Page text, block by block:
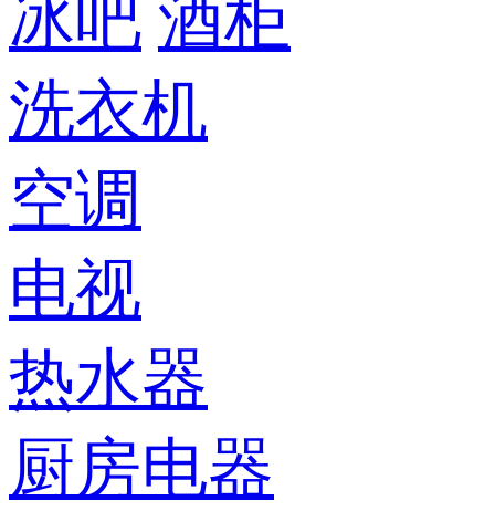
冰吧 酒柜
洗衣机
空调
电视
热水器
厨房电器